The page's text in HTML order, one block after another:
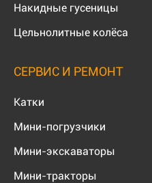
Накидные гусеницы
Цельнолитные колёса
СЕРВИС И РЕМОНТ
Катки
Мини-погрузчики
Мини-экскаваторы
Мини-тракторы